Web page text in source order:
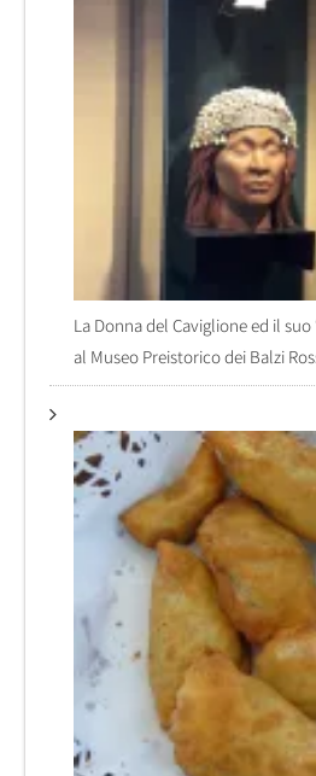
La Donna del Caviglione ed il
al Museo Preistorico dei Balzi